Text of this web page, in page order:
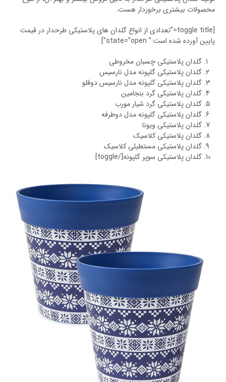
محصولات بیشتری برخوردار هست.
[toggle title=”تعدادی از انواع گلدان های پلاستیکی طرحدار در قیمت
پایین آورده شده است:” state=”open”]
گلدان پلاستیکی چسبان مخروطی
گلدان پلاستیکی گلپونه مدل نارسیس
گلدان پلاستیکی گلپونه مدل نارسیس دوقلو
گلدان پلاستیکی گرد بنجامین
گلدان پلاستیکی گرد شیار مورب
گلدان پلاستیکی گلپونه مدل دوطرفه
گلدان پلاستیکی ویونا
گلدان پلاستیکی کلاسیک
گلدان پلاستیکی مستطیلی کلاسیک
گلدان پلاستیکی سوپر گلپونه[/toggle]